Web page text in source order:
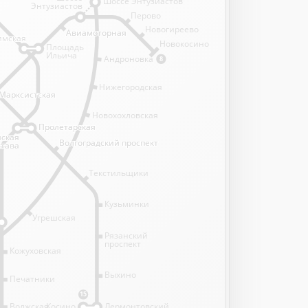
8
15
Андроновка
Нижегородская
Новохохловская
Угрешская
Текстильщики
Кузьминки
Рязанский
проспект
Выхино
Лермонтовский
Кожуховская
Печатники
Волжская
Перово
Новогиреево
Новокосино
Площадь
Ильича
Пролетарская
Пролетарская
Волгоградский проспект
Волгоградский проспект
Авиамоторная
Авиамоторная
Энтузиастов
Косино